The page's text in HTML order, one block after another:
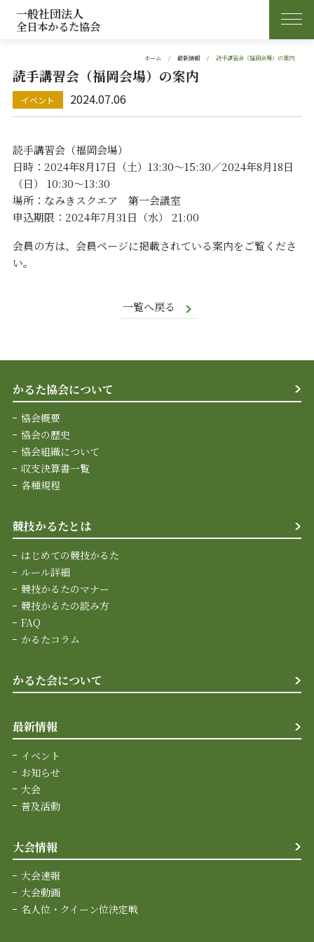
一般社団法人
全日本かるた協会
ホーム 最新情報 読手講習会（福岡会場）の案内
読手講習会（福岡会場）の案内
2024.07.06
読手講習会（福岡会場）
日時：2024年8月17日（土）13:30〜15:30／2024年8月18日
（日） 10:30～13:30
場所：なみきスクエア 第一会議室
申込期限：2024年7月31日（水） 21:00
会員の方は、会員ページに掲載されている案内をご覧くださ
い。
一覧へ戻る
かるた協会について
協会概要
協会の歴史
協会組織について
収支決算書一覧
各種規程
競技かるたとは
はじめての競技かるた
ルール詳細
競技かるたのマナー
競技かるたの読み方
FAQ
かるたコラム
かるた会について
最新情報
イベント
お知らせ
大会
普及活動
大会情報
大会速報
大会動画
名人位・クイーン位決定戦